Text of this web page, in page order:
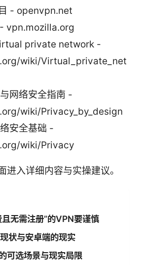
- openvpn.net
vpn.mozilla.org
private network -
wiki/Virtual_private_net
网络安全指南 -
wiki/Privacy_by_design
安全基础 -
wiki/Privacy
进入详细内容与实操建议。
且无需注册”的VPN要谨慎
状与安卓端的现实
可选场景与现实局限